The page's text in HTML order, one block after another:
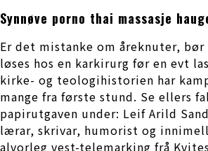
Synnøve porno thai massasje
Er det mistanke om åreknuter,
løses hos en karkirurg før en evt
kirke- og teologihistorien har
mange fra første stund. Se ellers
papirutgaven under: Leif Arild
lærar, skrivar, humorist og
alvorleg vest-telemarking frå